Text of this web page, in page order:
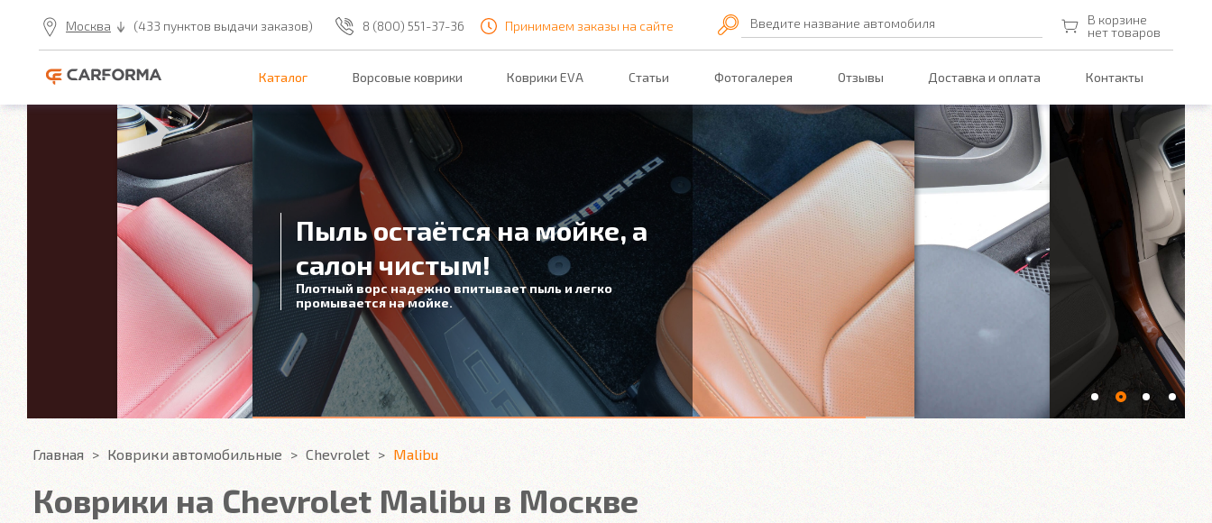
Москва (433 пунктов выдачи заказов) 8 (800) 551-37-36 Принимаем заказы на сайте Введите название автомобиля
В корзине
нет товаров
Каталог Ворсовые коврики Коврики EVA Статьи Фотогалерея Отзывы Доставка и оплата Контакты
В салоне сухо!
3D подножка надежно защитит
от влаги под автомобильным ковриком
Главная Коврики автомобильные Chevrolet Malibu
Коврики на Chevrolet Malibu в Москве